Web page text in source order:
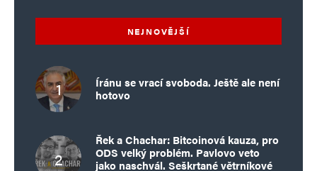
NEJNOVĚJŠÍ
Íránu se vrací svoboda. Ještě ale není
hotovo
Řek a Chachar: Bitcoinová kauza, pro
ODS velký problém. Pavlovo veto
jako naschvál. Seškrtané větrníkové